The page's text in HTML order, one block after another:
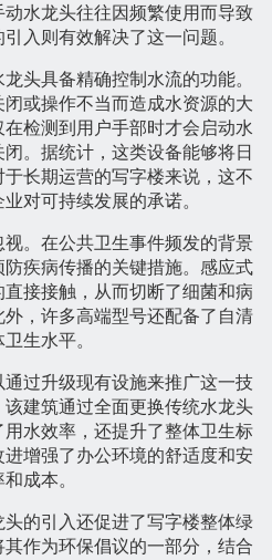
水龙头往往因频繁使用而导致
入则有效解决了这一问题。
头具备精确控制水流的功能。
或操作不当而造成水资源的大
检测到用户手部时才会启动水
。据统计，这类设备能够将日
长期运营的写字楼来说，这不
对可持续发展的承诺。
。在公共卫生事件频发的背景
疾病传播的关键措施。感应式
接接触，从而切断了细菌和病
，许多高端型号还配备了自清
生水平。
过升级现有设施来推广这一技
建筑通过全面更换传统水龙头
水效率，还提升了整体卫生标
增强了办公环境的舒适度和安
成本。
的引入还促进了写字楼整体绿
作为环保倡议的一部分，结合